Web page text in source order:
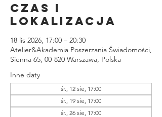
Czas i
lokalizacja
18 lis 2026, 17:00 – 20:30
Atelier&Akademia Poszerzania Świadomości,
Sienna 65, 00-820 Warszawa, Polska
Inne daty
śr., 12 sie, 17:00
śr., 19 sie, 17:00
śr., 26 sie, 17:00